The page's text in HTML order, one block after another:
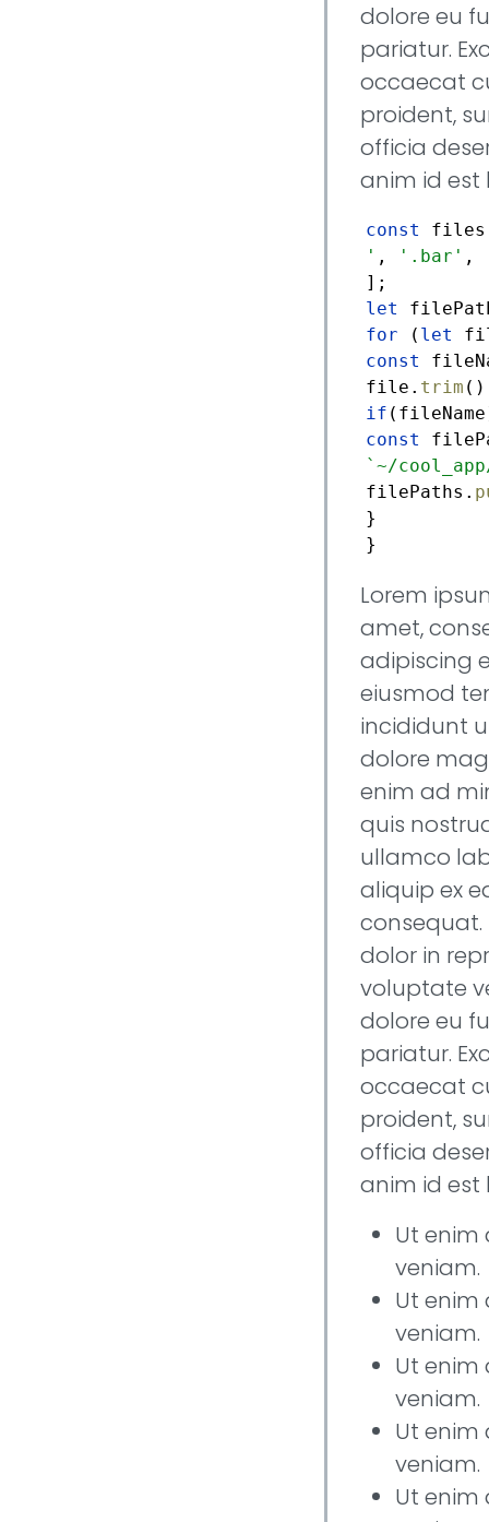
dolore eu
pariatur.
occaecat
proident,
officia
anim id est
const
' , '.bar' ,
let
for ( let
const
file. trim
if
const
`~/
filePaths.
}
}
Lorem
amet,
adipiscing
eiusmod
incididunt
dolore
enim ad
quis
ullamco
aliquip ex
consequat.
dolor in
voluptate
dolore eu
pariatur.
occaecat
proident,
officia
anim id est
Ut enim
veniam.
Ut enim
veniam.
Ut enim
veniam.
Ut enim
veniam.
Ut enim